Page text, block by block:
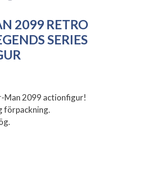
2099 RETRO
SERIES
Man 2099 actionfigur!
förpackning.